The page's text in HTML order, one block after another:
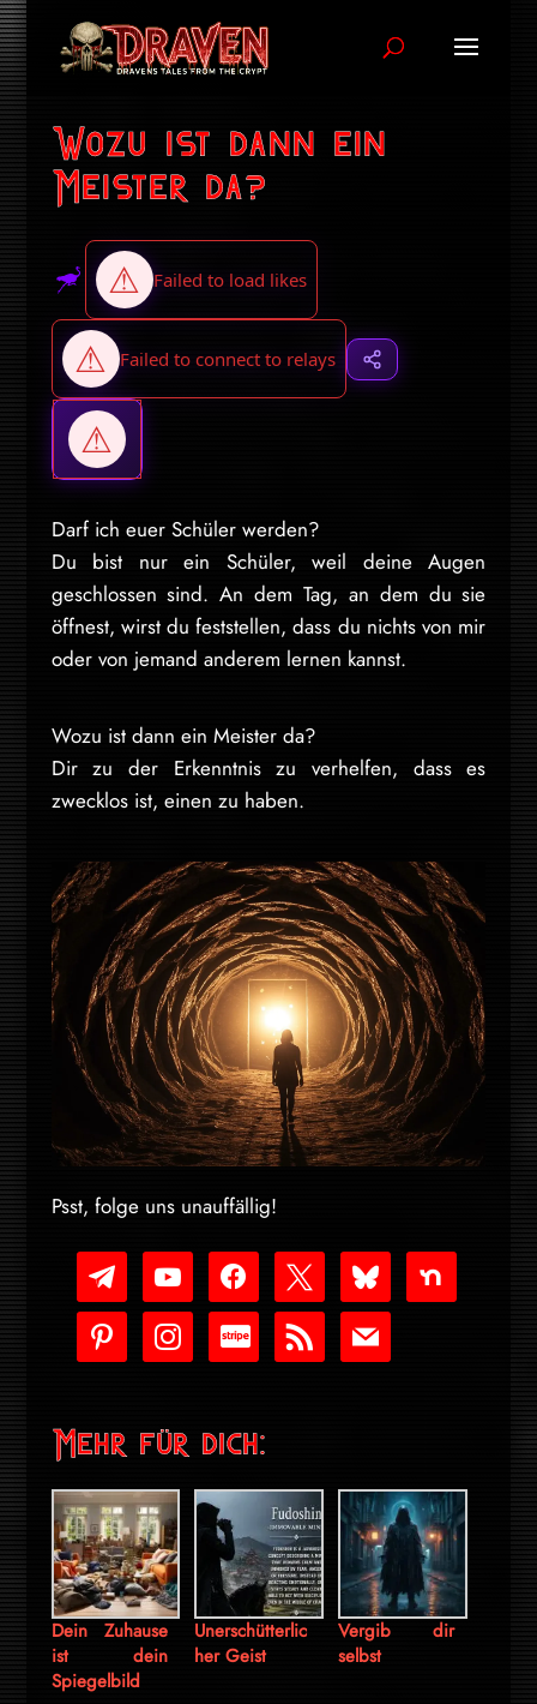
Wozu ist dann ein
Meister da?
Darf ich euer Schüler werden?
Du bist nur ein Schüler, weil deine Augen
geschlossen sind. An dem Tag, an dem du sie
öffnest, wirst du feststellen, dass du nichts von mir
oder von jemand anderem lernen kannst.
Wozu ist dann ein Meister da?
Dir zu der Erkenntnis zu verhelfen, dass es
zwecklos ist, einen zu haben.
Psst, folge uns unauffällig!
telegram
youtube-
play
facebook bluesky nextdoor
pinterest instagramcc-
stripe
rss mail
Mehr für dich:
Dein Zuhause
ist dein
Spiegelbild
Unerschütterlic
her Geist
Vergib dir
selbst